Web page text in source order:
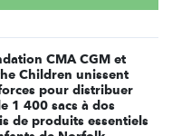
CMA CGM et
Children unissent
pour distribuer
1 400 sacs à dos
de produits essentiels